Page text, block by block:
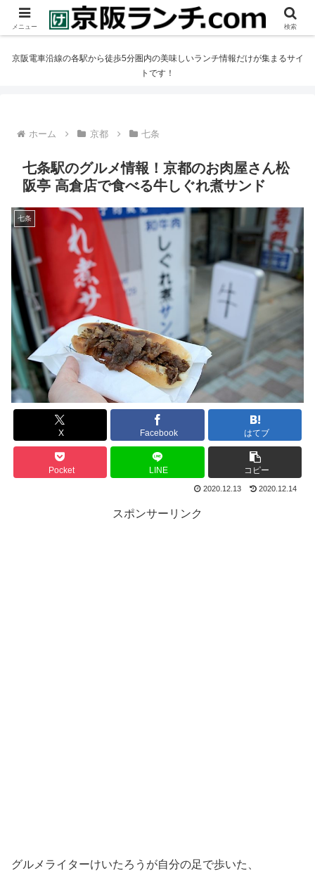
京阪電車沿線の各駅から徒歩5分圏内の美味しいランチ情報だけが集まるサイ
トです！
ホーム 京都 七条
七条駅のグルメ情報！京都のお肉屋さん松
阪亭 高倉店で食べる牛しぐれ煮サンド
七条
X Facebook はてブ
Pocket LINE コピー
2020.12.13 2020.12.14
スポンサーリンク
グルメライターけいたろうが自分の足で歩いた、
メニュー 検索